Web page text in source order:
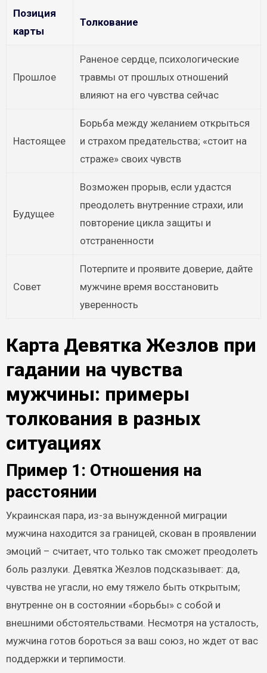
Позиция
карты
Толкование
Прошлое
Раненое сердце, психологические
травмы от прошлых отношений
влияют на его чувства сейчас
Настоящее
Борьба между желанием открыться
и страхом предательства; «стоит на
страже» своих чувств
Будущее
Возможен прорыв, если удастся
преодолеть внутренние страхи, или
повторение цикла защиты и
отстраненности
Совет
Потерпите и проявите доверие, дайте
мужчине время восстановить
уверенность
Карта Девятка Жезлов при
гадании на чувства
мужчины: примеры
толкования в разных
ситуациях
Пример 1: Отношения на
расстоянии
Украинская пара, из-за вынужденной миграции
мужчина находится за границей, скован в проявлении
эмоций – считает, что только так сможет преодолеть
боль разлуки. Девятка Жезлов подсказывает: да,
чувства не угасли, но ему тяжело быть открытым;
внутренне он в состоянии «борьбы» с собой и
внешними обстоятельствами. Несмотря на усталость,
мужчина готов бороться за ваш союз, но ждет от вас
поддержки и терпимости.